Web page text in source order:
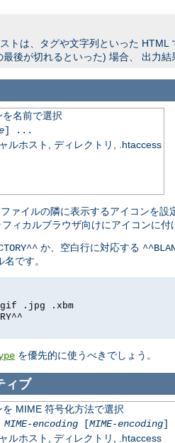
トは、タグや文字列といった
後が切れるといった) 場合、 出力
名前で選択
] ...
ルホスト, ディレクトリ, .htaccess
ァイルの隣に表示するアイコンを設
ィカルブラウザ向けにアイコンに付
か、空白行に対応する
です。
.jpg .xbm
を優先的に使うべきでしょう。
ィブ
MIME 符号化方法で選択
MIME-encoding[MIME-encoding]
ルホスト, ディレクトリ, .htaccess